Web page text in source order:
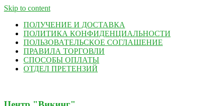
Skip to content
ПОЛУЧЕНИЕ И ДОСТАВКА
ПОЛИТИКА КОНФИДЕНЦИАЛЬНОСТИ
ПОЛЬЗОВАТЕЛЬСКОЕ СОГЛАШЕНИЕ
ПРАВИЛА ТОРГОВЛИ
СПОСОБЫ ОПЛАТЫ
ОТДЕЛ ПРЕТЕНЗИЙ